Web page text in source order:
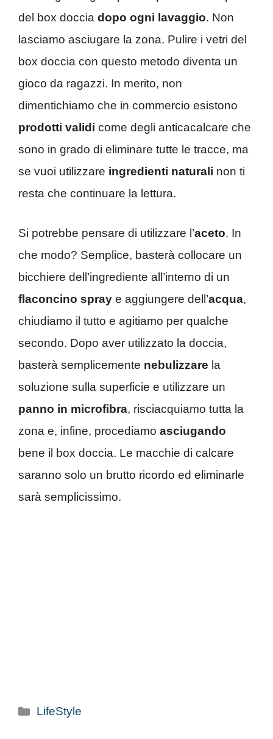
del box doccia dopo ogni lavaggio. Non
lasciamo asciugare la zona. Pulire i vetri del
box doccia con questo metodo diventa un
gioco da ragazzi. In merito, non
dimentichiamo che in commercio esistono
prodotti validi come degli anticacalcare che
sono in grado di eliminare tutte le tracce, ma
se vuoi utilizzare ingredienti naturali non ti
resta che continuare la lettura.
Si potrebbe pensare di utilizzare l’aceto. In
che modo? Semplice, basterà collocare un
bicchiere dell’ingrediente all’interno di un
flaconcino spray e aggiungere dell’acqua,
chiudiamo il tutto e agitiamo per qualche
secondo. Dopo aver utilizzato la doccia,
basterà semplicemente nebulizzare la
soluzione sulla superficie e utilizzare un
panno in microfibra, risciacquiamo tutta la
zona e, infine, procediamo asciugando
bene il box doccia. Le macchie di calcare
saranno solo un brutto ricordo ed eliminarle
sarà semplicissimo.
Categorie
LifeStyle